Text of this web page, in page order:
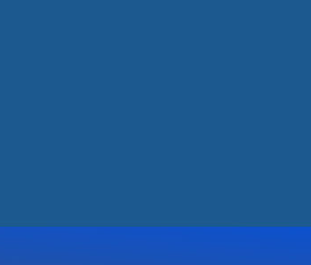
PAGAR EN COMERCIOS Y